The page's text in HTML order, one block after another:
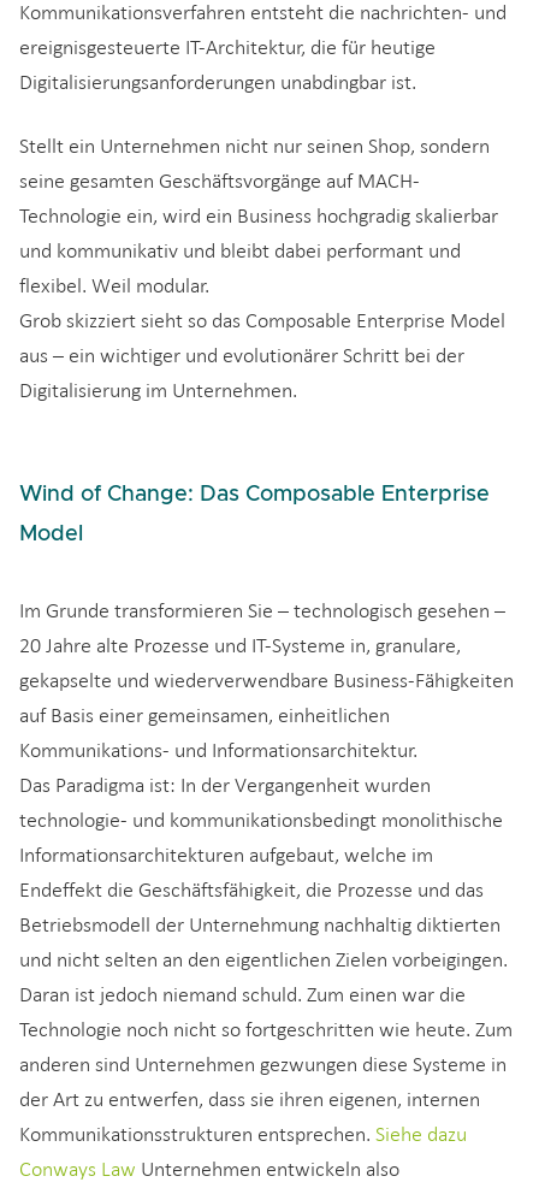
Kommunikationsverfahren entsteht die nachrichten- und
ereignisgesteuerte IT-Architektur, die für heutige
Digitalisierungsanforderungen unabdingbar ist.
Stellt ein Unternehmen nicht nur seinen Shop, sondern
seine gesamten Geschäftsvorgänge auf MACH-
Technologie ein, wird ein Business hochgradig skalierbar
und kommunikativ und bleibt dabei performant und
flexibel. Weil modular.
Grob skizziert sieht so das Composable Enterprise Model
aus – ein wichtiger und evolutionärer Schritt bei der
Digitalisierung im Unternehmen.
Wind of Change: Das Composable Enterprise
Model
Im Grunde transformieren Sie – technologisch gesehen –
20 Jahre alte Prozesse und IT-Systeme in, granulare,
gekapselte und wiederverwendbare Business-Fähigkeiten
auf Basis einer gemeinsamen, einheitlichen
Kommunikations- und Informationsarchitektur.
Das Paradigma ist: In der Vergangenheit wurden
technologie- und kommunikationsbedingt monolithische
Informationsarchitekturen aufgebaut, welche im
Endeffekt die Geschäftsfähigkeit, die Prozesse und das
Betriebsmodell der Unternehmung nachhaltig diktierten
und nicht selten an den eigentlichen Zielen vorbeigingen.
Daran ist jedoch niemand schuld. Zum einen war die
Technologie noch nicht so fortgeschritten wie heute. Zum
anderen sind Unternehmen gezwungen diese Systeme in
der Art zu entwerfen, dass sie ihren eigenen, internen
Kommunikationsstrukturen entsprechen. Siehe dazu
Conways Law Unternehmen entwickeln also